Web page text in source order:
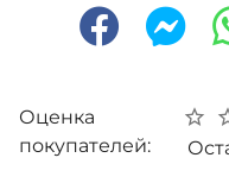
Оценка
покупателей: